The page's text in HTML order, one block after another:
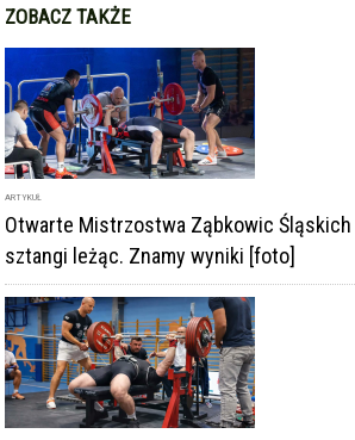
ZOBACZ TAKŻE
ARTYKUŁ
Otwarte Mistrzostwa Ząbkowic
sztangi leżąc. Znamy wyniki [foto]